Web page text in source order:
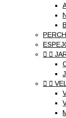
 
 